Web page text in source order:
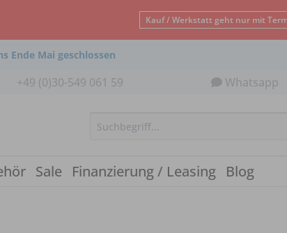
Kauf / Werkstatt geht nur mit
Ende Mai geschlossen
+49 (0)30-549 061 59 Whatsapp
Sale Finanzierung / Leasing Blog